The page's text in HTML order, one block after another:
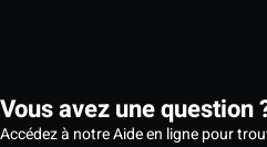
Vous avez une question
Accédez à notre Aide en ligne pour